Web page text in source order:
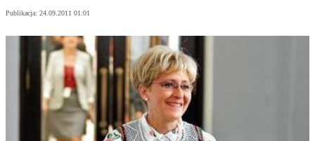
Publikacja: 24.09.2011 01:01